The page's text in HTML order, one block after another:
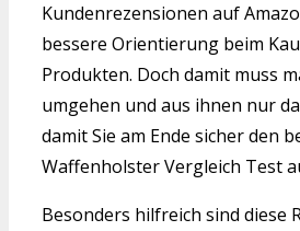
Kundenrezensionen auf
bessere Orientierung beim
Produkten. Doch damit muss
umgehen und aus ihnen nur
damit Sie am Ende sicher den
Waffenholster Vergleich Test
Besonders hilfreich sind diese